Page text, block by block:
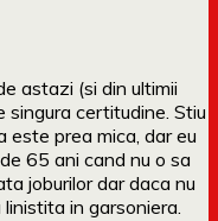
astazi (si din ultimii
singura certitudine. Stiu
este prea mica, dar eu
65 ani cand nu o sa
joburilor dar daca nu
in garsoniera.